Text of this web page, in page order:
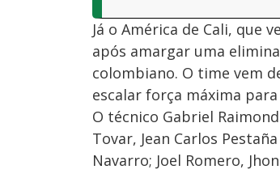
Já o América de Cali, que
após amargar uma
colombiano. O time vem
escalar força máxima
O técnico Gabriel
Tovar, Jean Carlos
Navarro; Joel Romero,